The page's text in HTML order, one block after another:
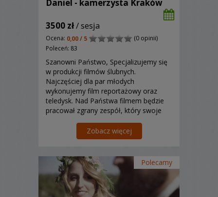
Daniel - kamerzysta Kraków
3500 zł/ sesja
Ocena: 0,00 / 5
(0 opinii)
Poleceń: 83
Szanowni Państwo, Specjalizujemy się
w produkcji filmów ślubnych.
Najczęściej dla par młodych
wykonujemy film reportażowy oraz
teledysk. Nad Państwa filmem będzie
pracował zgrany zespół, który swoje
produkcjach komercyjnych i ślubnych
od 2011roku. Zdobyliśmy kilka nagród i
ślubnych. ...
Zobacz więcej
Polecamy